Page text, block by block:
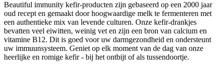
Beautiful immunity kefir-producten zijn gebaseerd op een 2000 jaar
oud recept en gemaakt door hoogwaardige melk te fermenteren met
een authentieke mix van levende culturen. Onze kefir-drankjes
bevatten veel eiwitten, weinig vet en zijn een bron van calcium en
vitamine B12. Dit is goed voor uw darmgezondheid en ondersteunt
uw immuunsysteem. Geniet op elk moment van de dag van onze
heerlijke en romige kefir - bij het ontbijt of als tussendoortje.